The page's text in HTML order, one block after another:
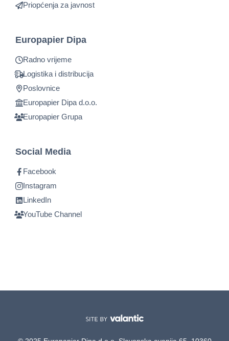
Priopćenja za javnost
Europapier Dipa
Radno vrijeme
Logistika i distribucija
Poslovnice
Europapier Dipa d.o.o.
Europapier Grupa
Social Media
Facebook
Instagram
LinkedIn
YouTube Channel